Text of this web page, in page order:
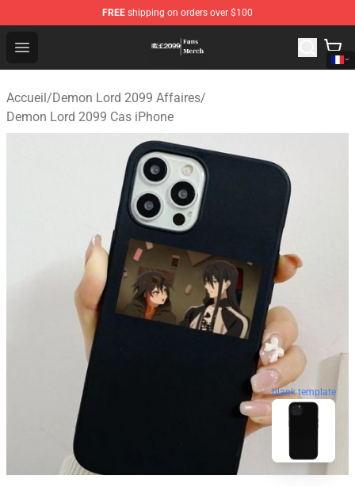
FREE shipping on orders over $100
Open menu
Demon Lord 2099 Store - Official Demon Lord 2099
Accueil/Demon Lord 2099 Affaires/
Demon Lord 2099 Cas iPhone
blank template